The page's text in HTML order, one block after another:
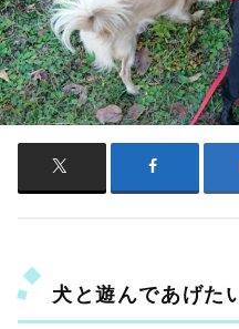
犬と遊んであげた